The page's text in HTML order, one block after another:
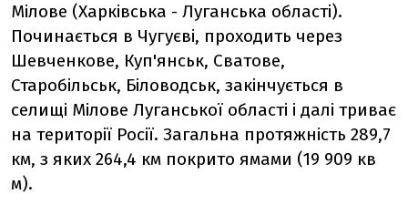
Мілове (Харківська - Луганська області).
Починається в Чугуєві, проходить через
Шевченкове, Куп'янськ, Сватове,
Старобільськ, Біловодськ, закінчується в
селищі Мілове Луганської області і далі триває
на території Росії. Загальна протяжність 289,7
км, з яких 264,4 км покрито ямами (19 909 кв
м).